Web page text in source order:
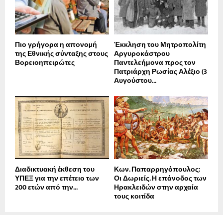
Πιο γρήγορα η απονοµή
της Εθνικής σύνταξης στους
Βορειοηπειρώτες
Έκκληση του Μητροπολίτη
Αργυροκάστρου
Παντελεήμονα προς τον
Πατριάρχη Ρωσίας Αλέξιο (3
Αυγούστου...
Διαδικτυακή έκθεση του
ΥΠΕΞ για την επέτειο των
200 ετών από την...
Κων. Παπαρρηγόπουλος:
Οι Δωριείς. Η επάνοδος των
Ηρακλειδών στην αρχαία
τους κοιτίδα